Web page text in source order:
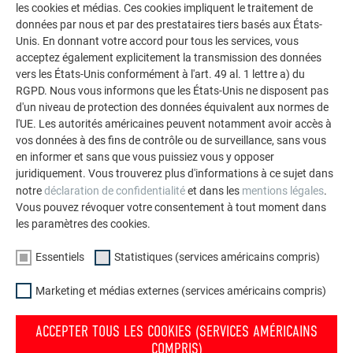
polyvalence de l’aluminium. Découvrez d’autres projets
impressionnants avec les solutions en aluminium
durables de PREFA pour toitures, systèmes solaires et
façades.
VOIR DAVANTAGE DE RÉFÉRENCES
les cookies et médias. Ces cookies impliquent le traitement de
données par nous et par des prestataires tiers basés aux États-
Unis. En donnant votre accord pour tous les services, vous
acceptez également explicitement la transmission des données
vers les États-Unis conformément à l'art. 49 al. 1 lettre a) du
RGPD. Nous vous informons que les États-Unis ne disposent pas
d'un niveau de protection des données équivalent aux normes de
l'UE. Les autorités américaines peuvent notamment avoir accès à
vos données à des fins de contrôle ou de surveillance, sans vous
en informer et sans que vous puissiez vous y opposer
juridiquement. Vous trouverez plus d'informations à ce sujet dans
notredéclaration de confidentialitéet dans les mentions légales.
Vous pouvez révoquer votre consentement à tout moment dans
les paramètres des cookies.
Essentiels Statistiques (services américains compris)
Marketing et médias externes (services américains compris)
ACCEPTER TOUS LES COOKIES (SERVICES AMÉRICAINS
COMPRIS)